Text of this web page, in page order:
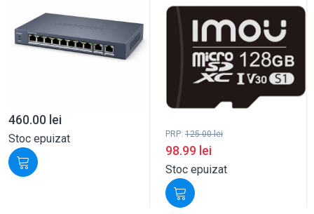
460.00 lei
Stoc epuizat PRP: 125.00lei
98.99 lei
Stoc epuizat